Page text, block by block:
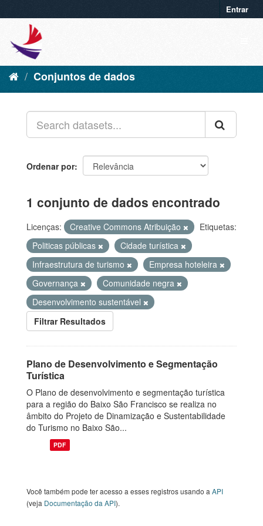
Entrar
Conjuntos de dados
Ordenar por
1 conjunto de dados encontrado
Licenças: Creative Commons Atribuição
Etiquetas:
Politicas públicas
Cidade turística
Infraestrutura de turismo
Empresa hoteleira
Governança
Comunidade negra
Desenvolvimento sustentável
Filtrar Resultados
Plano de Desenvolvimento e Segmentação
Turística
O Plano de desenvolvimento e segmentação turística
para a região do Baixo São Francisco se realiza no
âmbito do Projeto de Dinamização e Sustentabilidade
do Turismo no Baixo São...
PDF
Você também pode ter acesso a esses registros usando a API
(veja Documentação da API).